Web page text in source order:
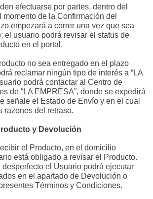
efectuarse por partes, dentro del
de la Confirmación del
empezará a correr una vez que sea
el usuario podrá revisar el status de
en el portal.
no sea entregado en el plazo
reclamar ningún tipo de interés a “LA
podrá contactar al Centro de
de “LA EMPRESA”, donde se expedirá
señale el Estado de Envío y en el cual
razones del retraso.
y Devolución
el Producto, en el domicilio
está obligado a revisar el Producto.
desperfecto el Usuario podrá ejecutar
en el apartado de Devolución o
Términos y Condiciones.